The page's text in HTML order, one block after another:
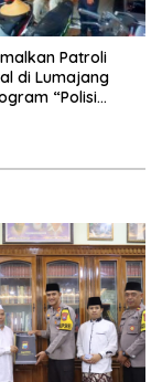
Patroli
di Lumajang
“Polisi